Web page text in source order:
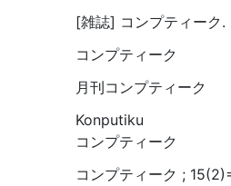
[雑誌] コンプティーク.
コンプティーク
月刊コンプティーク
Konputiku
コンプティーク
コンプティーク ;